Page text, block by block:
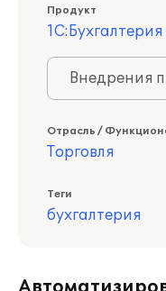
Продукт
1С:Бухгалтерия
Внедрения
Отрасль /
Торговля
Теги
бухгалтерия